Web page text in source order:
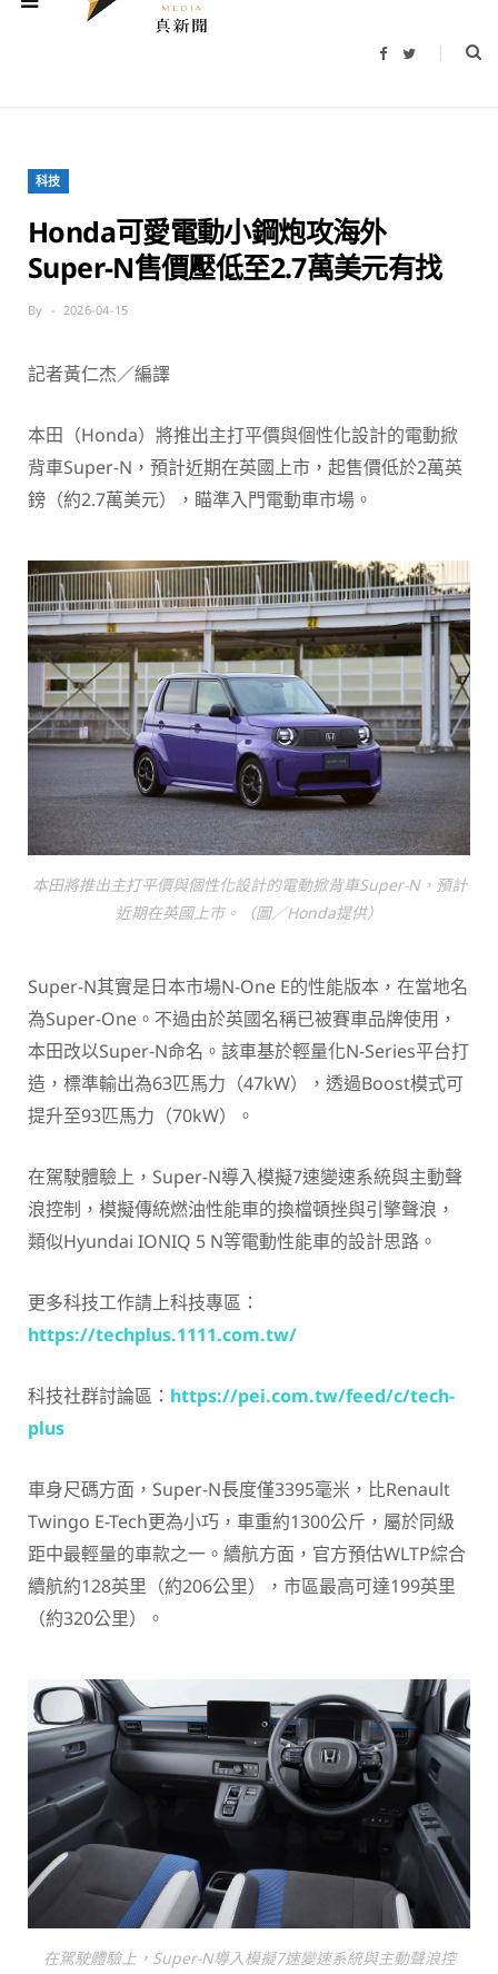
F
b
T
t
科技
Honda可愛電動小鋼炮攻海外
Super-N售價壓低至2.7萬美元有找
By 2026-04-15
記者黃仁杰／編譯
本田（Honda） 將推出主打平價與個性化設計的電動掀
背車Super-N，預計近期在英國上市，起售價低於2萬英
鎊（約2.7萬美元），瞄準入門電動車市場。
本田將推出主打平價與個性化設計的電動掀背車Super-N，預計
近期在英國上市。（圖／Honda提供）
Super-N其實是日本市場N-One E的性能版本，在當地名
為Super-One。不過由於英國名稱已被賽車品牌使用，
本田改以Super-N命名。該車基於輕量化N-Series平台打
造，標準輸出為63匹馬力（47kW），透過Boost模式可
提升至93匹馬力（70kW）。
在駕駛體驗上，Super-N導入模擬7速變速系統與主動聲
浪控制，模擬傳統燃油性能車的換檔頓挫與引擎聲浪，
類似Hyundai IONIQ 5 N等電動性能車的設計思路。
更多科技工作請上科技專區：
https://techplus.1111.com.tw/
科技社群討論區： https://pei.com.tw/feed/c/tech-
plus
車身尺碼方面，Super-N長度僅3395毫米，比Renault
Twingo E-Tech更為小巧，車重約1300公斤，屬於同級
距中最輕量的車款之一。續航方面，官方預估WLTP綜合
續航約128英里（約206公里），市區最高可達199英里
（約320公里）。
在駕駛體驗上，Super-N導入模擬7速變速系統與主動聲浪控